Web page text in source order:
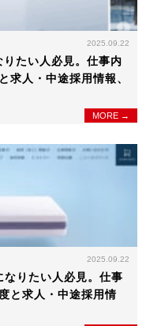
2025.09.22
たい人必見。仕事内
求人・中途採用情報、
MORE →
2025.09.22
りたい人必見。仕事
と求人・中途採用情